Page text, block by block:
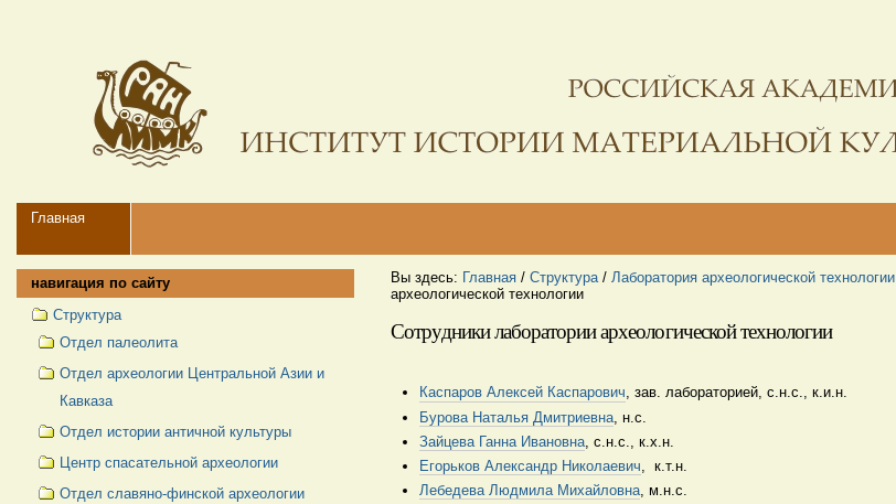
навигации
Navigation
Главная
Вы здесь: Главная /Структура / Лаборатория археологической технологии
археологической технологии
Сотрудники лаборатории археологической технологии
Каспаров Алексей Каспарович, зав. лабораторией, с.н.с., к.и.н.
Бурова Наталья Дмитриевна, н.с.
Зайцева Ганна Ивановна, с.н.с., к.х.н.
Егорьков Александр Николаевич , к.т.н.
Лебедева Людмила Михайловна, м.н.с.
навигация по сайту
Структура
Отдел палеолита
Отдел археологии Центральной Азии и
Кавказа
Отдел истории античной культуры
Центр спасательной археологии
Отдел славяно-финской археологии